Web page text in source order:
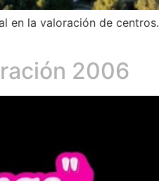
en la valoración de centros.
2006